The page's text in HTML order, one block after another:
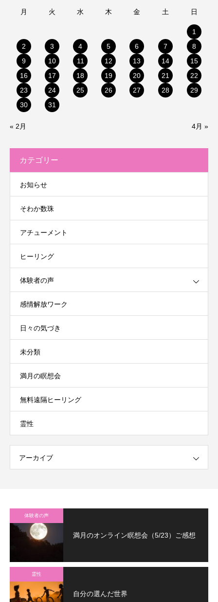
月 火 水 木 金 土 日
1
2
3 4 5 6 7
8
9
10 11 12 13 14
15
16
17 18 19 20 21
22
23
24 25 26 27 28
29
30
31
« 2月 4月 »
カテゴリー
お知らせ
そわか数珠
アチューメント
ヒーリング
体験者の声
感情解放ワーク
日々の気づき
未分類
満月の瞑想会
無料遠隔ヒーリング
霊性
アーカイブ
体験者の声
満月のオンライン瞑想会（5/23）ご感想
霊性
自分の選んだ世界